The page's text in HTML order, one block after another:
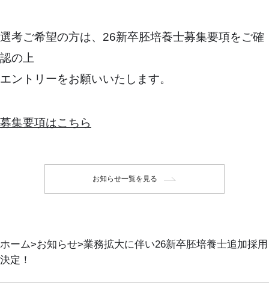
選考ご希望の方は、26新卒胚培養士募集要項をご確
認の上
エントリーをお願いいたします。
募集要項はこちら
お知らせ一覧を見る
ホーム お知らせ 業務拡大に伴い26新卒胚培養士追加採用
決定！